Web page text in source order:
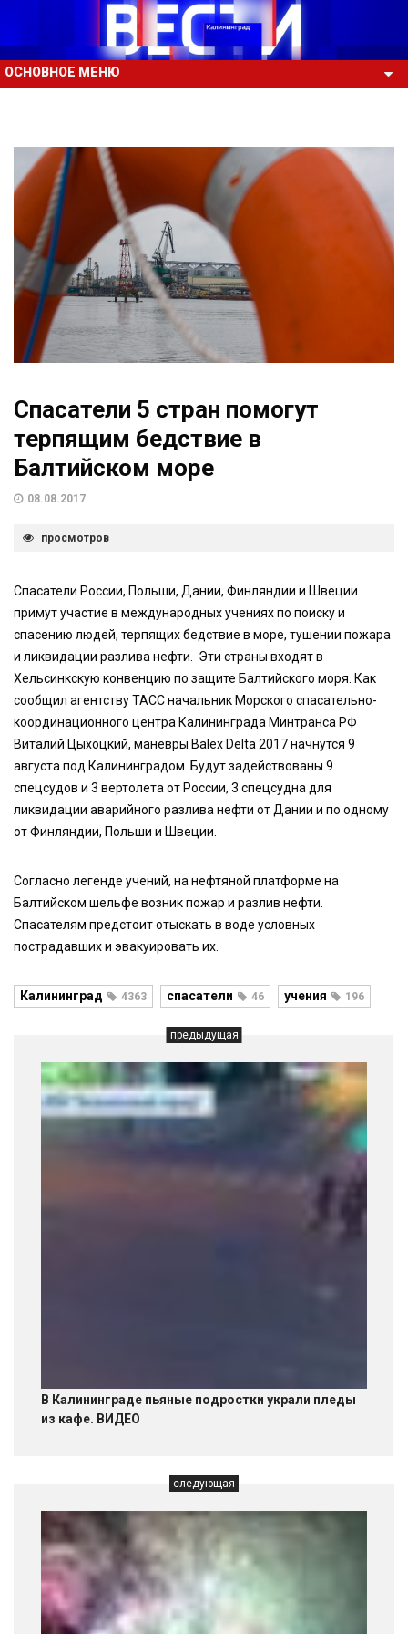
ОСНОВНОЕ МЕНЮ
Спасатели 5 стран помогут
терпящим бедствие в
Балтийском море
08.08.2017
просмотров
Спасатели России, Польши, Дании, Финляндии и Швеции
примут участие в международных учениях по поиску и
спасению людей, терпящих бедствие в море, тушении пожара
и ликвидации разлива нефти. Эти страны входят в
Хельсинкскую конвенцию по защите Балтийского моря. Как
сообщил агентству ТАСС начальник Морского спасательно-
координационного центра Калининграда Минтранса РФ
Виталий Цыхоцкий, маневры Balex Delta 2017 начнутся 9
августа под Калининградом. Будут задействованы 9
спецсудов и 3 вертолета от России, 3 спецсудна для
ликвидации аварийного разлива нефти от Дании и по одному
от Финляндии, Польши и Швеции.
Согласно легенде учений, на нефтяной платформе на
Балтийском шельфе возник пожар и разлив нефти.
Спасателям предстоит отыскать в воде условных
пострадавших и эвакуировать их.
Калининград 4363 спасатели 46 учения 196
предыдущая
В Калининграде пьяные подростки украли пледы
из кафе. ВИДЕО
следующая